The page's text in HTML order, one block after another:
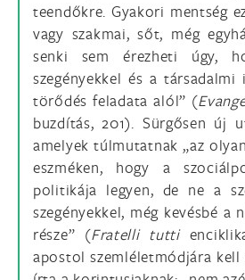
teendőkre. Gyakori mentség
vagy szakmai, sőt, még
senki sem érezheti úgy,
szegényekkel és a társadalmi
törődés feladata alól” (
buzdítás, 201). Sürgősen új
amelyek túlmutatnak „az
eszméken, hogy a
politikája legyen, de ne a
szegényekkel, még kevésbé a
része” (Fratelli tutti
apostol szemléletmódjára